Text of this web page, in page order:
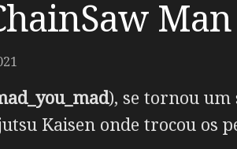
), se tornou um
Kaisen onde trocou os